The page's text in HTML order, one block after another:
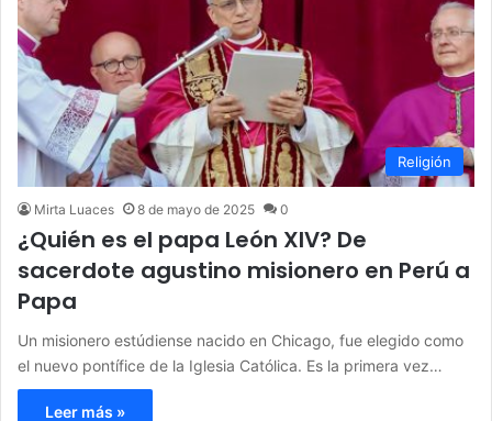
Religión
Mirta Luaces 8 de mayo de 2025 0
¿Quién es el papa León XIV? De
sacerdote agustino misionero en Perú a
Papa
Un misionero estúdiense nacido en Chicago, fue elegido como
el nuevo pontífice de la Iglesia Católica. Es la primera vez…
Leer más »